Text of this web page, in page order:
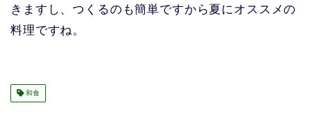
きますし、つくるのも簡単ですから夏にオススメの
料理ですね。
和食